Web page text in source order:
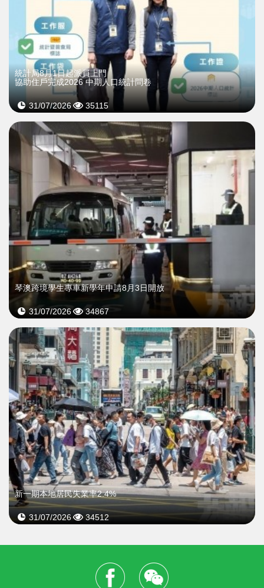
統計局8月1日起派員上門
協助住戶完成2026 中期人口統計問卷
31/07/2026 35115
琴澳跨境學生專車新學年申請8月3日開放
31/07/2026 34867
新一期本地居民失業率2.4%
31/07/2026 34512